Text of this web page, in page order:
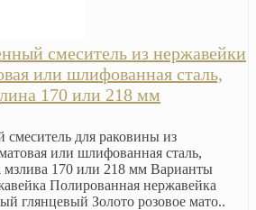
смеситель из нержавейки
или шлифованная сталь,
170 или 218 мм
для раковины из
или шлифованная сталь,
мзлива 170 или 218 мм Варианты
Полированная нержавейка
глянцевый Золото розовое мато..